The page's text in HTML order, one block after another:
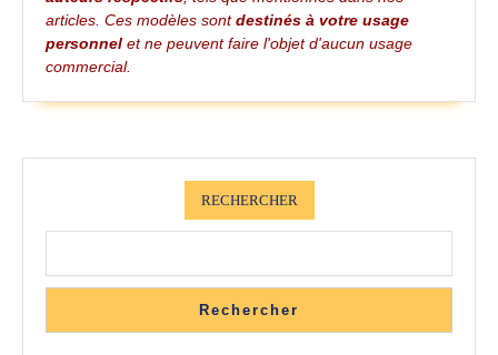
articles. Ces modèles sontdestinés à votre usage
personnel et ne peuvent faire l'objet d'aucun usage
commercial.
RECHERCHER
Rechercher